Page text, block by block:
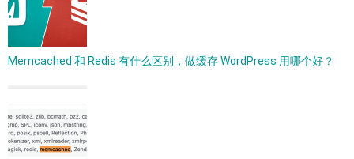
Memcached 和 Redis 有什么区别，做缓存 WordPress 用哪个好？